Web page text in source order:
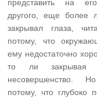
представить на
другого, еще более
закрывал глаза,
потому, что
ему недостаточно
то ли закрывая
несовершенство.
потому, что глубоко